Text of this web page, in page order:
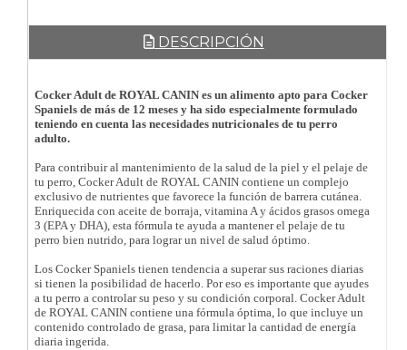
DESCRIPCIÓN
Cocker Adult de ROYAL CANIN es un alimento apto para Cocker
Spaniels de más de 12 meses y ha sido especialmente formulado
teniendo en cuenta las necesidades nutricionales de tu perro
adulto.
Para contribuir al mantenimiento de la salud de la piel y el pelaje de
tu perro, Cocker Adult de ROYAL CANIN contiene un complejo
exclusivo de nutrientes que favorece la función de barrera cutánea.
Enriquecida con aceite de borraja, vitamina A y ácidos grasos omega
3 (EPA y DHA), esta fórmula te ayuda a mantener el pelaje de tu
perro bien nutrido, para lograr un nivel de salud óptimo.
Los Cocker Spaniels tienen tendencia a superar sus raciones diarias
si tienen la posibilidad de hacerlo. Por eso es importante que ayudes
a tu perro a controlar su peso y su condición corporal. Cocker Adult
de ROYAL CANIN contiene una fórmula óptima, lo que incluye un
contenido controlado de grasa, para limitar la cantidad de energía
diaria ingerida.